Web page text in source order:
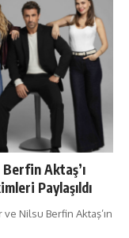
Aktaş’ı
Paylaşıldı
Nilsu Berfin Aktaş’ın